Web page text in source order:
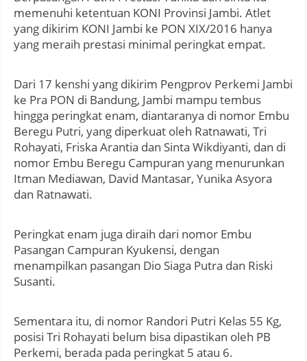
memenuhi ketentuan KONI Provinsi Jambi. Atlet
yang dikirim KONI Jambi ke PON XIX/2016 hanya
yang meraih prestasi minimal peringkat empat.
Dari 17 kenshi yang dikirim Pengprov Perkemi Jambi
ke Pra PON di Bandung, Jambi mampu tembus
hingga peringkat enam, diantaranya di nomor Embu
Beregu Putri, yang diperkuat oleh Ratnawati, Tri
Rohayati, Friska Arantia dan Sinta Wikdiyanti, dan di
nomor Embu Beregu Campuran yang menurunkan
Itman Mediawan, David Mantasar, Yunika Asyora
dan Ratnawati.
Peringkat enam juga diraih dari nomor Embu
Pasangan Campuran Kyukensi, dengan
menampilkan pasangan Dio Siaga Putra dan Riski
Susanti.
Sementara itu, di nomor Randori Putri Kelas 55 Kg,
posisi Tri Rohayati belum bisa dipastikan oleh PB
Perkemi, berada pada peringkat 5 atau 6.